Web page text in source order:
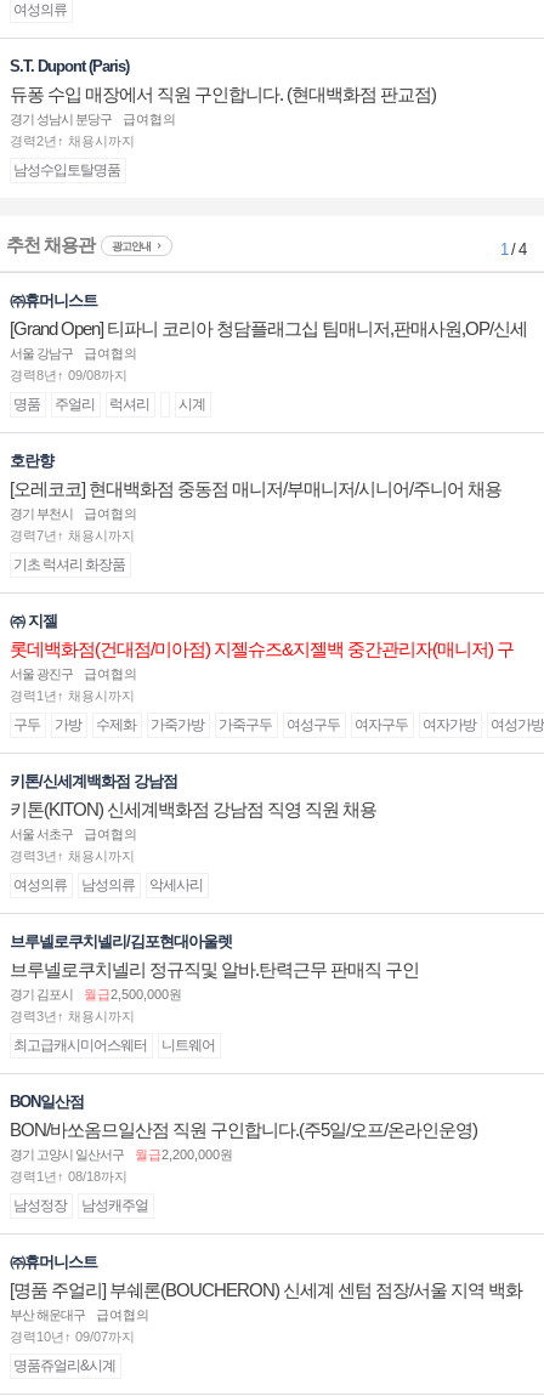
여성의류
S.T. Dupont (Paris)
듀퐁 수입 매장에서 직원 구인합니다. (현대백화점 판교점)
경기 성남시 분당구
급여협의
경력2년↑ 채용시까지
남성수입토탈명품
추천 채용관 광고안내 1/ 4
㈜휴머니스트
[Grand Open] 티파니 코리아 청담플래그십 팀매니저,판매사원,OP/신세
계대전 판매사원 채용
서울 강남구
급여협의
경력8년↑ 09/08까지
명품 주얼리 럭셔리 시계
호란향
[오레코코] 현대백화점 중동점 매니저/부매니저/시니어/주니어 채용
경기 부천시
급여협의
경력7년↑ 채용시까지
기초 럭셔리 화장품
㈜ 지젤
롯데백화점(건대점/미아점) 지젤슈즈&지젤백 중간관리자(매니저) 구
인합니다
서울 광진구
급여협의
경력1년↑ 채용시까지
구두 가방 수제화 가죽가방 가죽구두 여성구두 여자구두 여자가방 여성가방
키톤/신세계백화점 강남점
키톤(KITON) 신세계백화점 강남점 직영 직원 채용
서울 서초구
급여협의
경력3년↑ 채용시까지
여성의류 남성의류 악세사리
브루넬로쿠치넬리/김포현대아울렛
브루넬로쿠치넬리 정규직및 알바.탄력근무 판매직 구인
경기 김포시 월급2,500,000원
경력3년↑ 채용시까지
최고급캐시미어스웨터 니트웨어
BON일산점
BON/바쏘옴므일산점 직원 구인합니다.(주5일/오프/온라인운영)
경기 고양시 일산서구 월급2,200,000원
경력1년↑ 08/18까지
남성정장 남성캐주얼
㈜휴머니스트
[명품 주얼리] 부쉐론(BOUCHERON) 신세계 센텀 점장/서울 지역 백화
점 판매사원 채용
부산 해운대구
급여협의
경력10년↑ 09/07까지
명품쥬얼리&시계